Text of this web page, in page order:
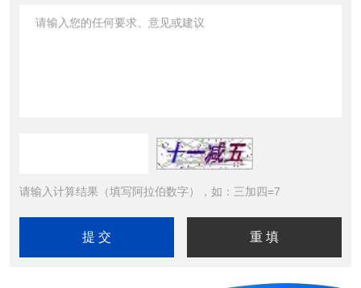
请输入计算结果（填写阿拉伯数字），如：三加四=7